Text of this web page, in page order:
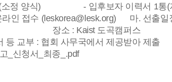
양식) - 입후보자 이력서 1통(자
라인 접수 (leskorea@lesk.org) 마.
장소 : Kaist 도곡캠퍼스 (2)
: 협회 사무국에서 제공받아 제출
_신청서_최종_.pdf